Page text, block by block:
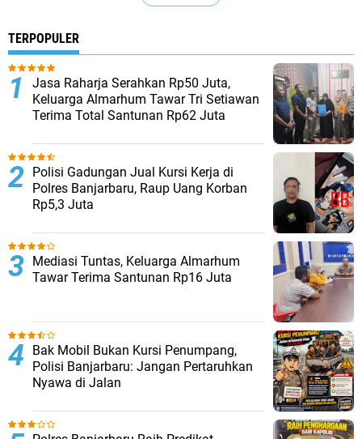
TERPOPULER
Jasa Raharja Serahkan Rp50 Juta,
Keluarga Almarhum Tawar Tri Setiawan
Terima Total Santunan Rp62 Juta
Polisi Gadungan Jual Kursi Kerja di
Polres Banjarbaru, Raup Uang Korban
Rp5,3 Juta
Mediasi Tuntas, Keluarga Almarhum
Tawar Terima Santunan Rp16 Juta
Bak Mobil Bukan Kursi Penumpang,
Polisi Banjarbaru: Jangan Pertaruhkan
Nyawa di Jalan